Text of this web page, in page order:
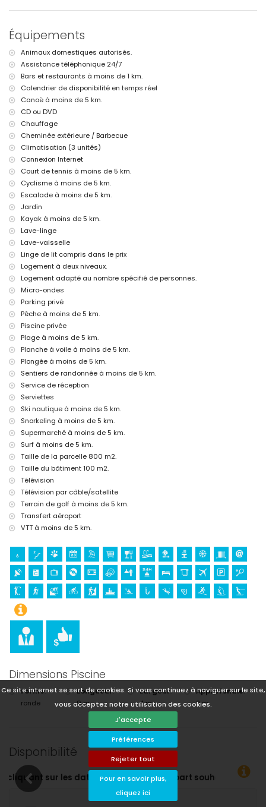
Ce site internet se sert de cookies. Si vous continuez à naviguer sur le site,
vous acceptez notre utilisation des cookies.
J'accepte
Préférences
Rejeter tout
Pour en savoir plus,
cliquez ici
villa)
aéroport le plus proche: Alicante (à moins de 100 kilomètres de la
villa)
deuxième aéroport le plus proche: Valence (> 100 kilomètres)
animaux domestiques admis
L'hébergement est très adapté aux familles avec enfants
Équipements et services inclus dans le prix de location de la villa
fer et planche à repasser
linge de lit et serviettes
service de réception et service d'urgence 24h/24
chauffage central et climatisation
Équipements et services à supplément
service aéroport
Divertissements et activités de loisirs pour vos vacances à Jávea,
Costa Blanca
cinéma, théâtre, promenade (El Arenal et Jávea) (à moins de 5
kilomètres de la maison)
Curiosités et culture à Jávea, Costa Blanca
musée (Histórico de Jávea, Jávea), église (Virgen de Loreto,
Puerto, Jávea), monument (Pueblo de Jávea, Jávea), bâtiment
architectural (Histórico de Jávea, Jávea), lieu historique (Pueblo
de Jávea et Jávea) (à moins de 5 kilomètres de l'hébergement)
ruine (Molinos de Viento et Jávea) (à moins de 10 kilomètres de
l'hébergement)
château (Portal de la Vila et Dénia) (à moins de 25 kilomètres de
l'hébergement)
Sports
tennis, golf (Club de Golf Jávea), randonnée, VTT, cyclisme,
escalade, canoë, kayak, pêche, plongée, snorkeling, surf, planche
à voile et ski nautique (à moins de 5 kilomètres de la villa)
équitation (à moins de 10 kilomètres de la villa)
Équipements
Animaux domestiques autorisés.
Assistance téléphonique 24/7
Bars et restaurants à moins de 1 km.
Calendrier de disponibilité en temps réel
Canoë à moins de 5 km.
CD ou DVD
Chauffage
Cheminée extérieure / Barbecue
Climatisation (3 unités)
Connexion Internet
Court de tennis à moins de 5 km.
Cyclisme à moins de 5 km.
Escalade à moins de 5 km.
Jardin
Kayak à moins de 5 km.
Lave-linge
Lave-vaisselle
Linge de lit compris dans le prix
Logement à deux niveaux.
Logement adapté au nombre spécifié de personnes.
Micro-ondes
Parking privé
Pêche à moins de 5 km.
Piscine privée
Plage à moins de 5 km.
Planche à voile à moins de 5 km.
Plongée à moins de 5 km.
Sentiers de randonnée à moins de 5 km.
Service de réception
Serviettes
Ski nautique à moins de 5 km.
Snorkeling à moins de 5 km.
Supermarché à moins de 5 km.
Surf à moins de 5 km.
Taille de la parcelle 800 m2.
Taille du bâtiment 100 m2.
Télévision
Télévision par câble/satellite
Terrain de golf à moins de 5 km.
Transfert aéroport
VTT à moins de 5 km.
Dimensions Piscine
Forme:
ronde
Longueur:
9 m.
Largeur:
4 m.
Approfondie:
2 m.
Disponibilité
départ souhaitées !